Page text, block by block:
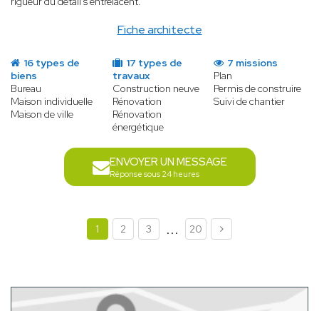
Fiche architecte
16 types de
biens
Bureau
Maison individuelle
Maison de ville
17 types de
travaux
Construction neuve
Rénovation
Rénovation
énergétique
7 missions
Plan
Permis de construire
Suivi de chantier
ENVOYER UN MESSAGE
Réponse sous 24 heures
1 2 3 ... 20